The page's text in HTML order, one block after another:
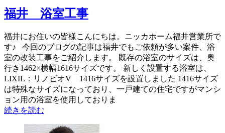
福井 浴室工事
福井にお住いの皆様こんにちは。ニッカホーム福井営業所で
す♪ 今回のブログの記事は福井でもご依頼が多い案件、浴
室の改装工事をご紹介します。 既存の浴室のサイズは、奥
行き1462×横幅1616サイズです。 新しく設置する浴室は、
LIXIL：リノビオV 1416サイズを設置しました 1416サイズ
は特殊なサイズになっており、一戸建ての住宅ですがマンシ
ョン用の浴室を使用しておりま
続きを読む